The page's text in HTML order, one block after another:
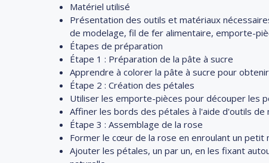
Matériel utilisé
Présentation des outils et matériaux
de modelage, fil de fer alimentaire, emporte-
Étapes de préparation
Étape 1 : Préparation de la pâte à sucre
Apprendre à colorer la pâte à sucre pour
Étape 2 : Création des pétales
Utiliser les emporte-pièces pour découper les
Affiner les bords des pétales à l'aide d'outils
Étape 3 : Assemblage de la rose
Former le cœur de la rose en enroulant un petit
Ajouter les pétales, un par un, en les fixant